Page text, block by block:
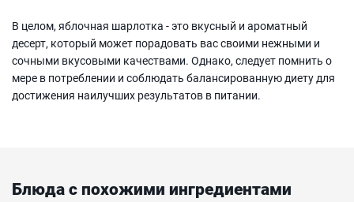
В целом, яблочная шарлотка - это вкусный и ароматный
десерт, который может порадовать вас своими нежными и
сочными вкусовыми качествами. Однако, следует помнить о
мере в потреблении и соблюдать балансированную диету для
достижения наилучших результатов в питании.
Блюда с похожими ингредиентами